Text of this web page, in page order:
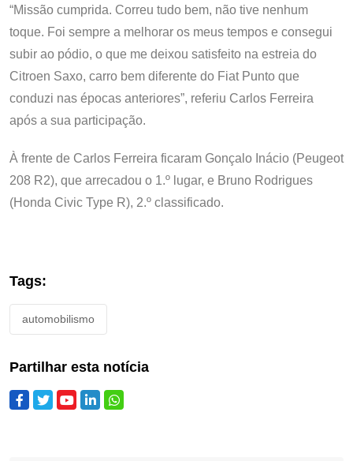
“Missão cumprida. Correu tudo bem, não tive nenhum
toque. Foi sempre a melhorar os meus tempos e consegui
subir ao pódio, o que me deixou satisfeito na estreia do
Citroen Saxo, carro bem diferente do Fiat Punto que
conduzi nas épocas anteriores”, referiu Carlos Ferreira
após a sua participação.
À frente de Carlos Ferreira ficaram Gonçalo Inácio (Peugeot
208 R2), que arrecadou o 1.º lugar, e Bruno Rodrigues
(Honda Civic Type R), 2.º classificado.
Tags:
automobilismo
Partilhar esta notícia